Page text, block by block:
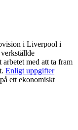
i Liverpool i
arbetet med att ta fram
Enligt uppgifter
ett ekonomiskt